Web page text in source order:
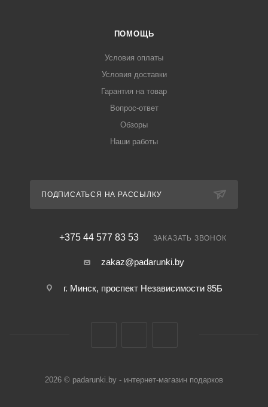
ПОМОЩЬ
Условия оплаты
Условия доставки
Гарантия на товар
Вопрос-ответ
Обзоры
Наши работы
ПОДПИСАТЬСЯ НА РАССЫЛКУ
+375 44 577 83 53 ЗАКАЗАТЬ ЗВОНОК
zakaz@padarunki.by
г. Минск, проспект Независимости 85Б
2026 © padarunki.by - интернет-магазин подарков